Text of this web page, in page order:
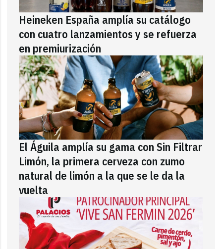
Heineken España amplía su catálogo
con cuatro lanzamientos y se refuerza
en premiurización
El Águila amplía su gama con Sin Filtrar
Limón, la primera cerveza con zumo
natural de limón a la que se le da la
vuelta